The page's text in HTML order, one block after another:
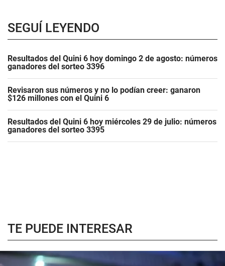
SEGUÍ LEYENDO
Resultados del Quini 6 hoy domingo 2 de agosto: números
ganadores del sorteo 3396
Revisaron sus números y no lo podían creer: ganaron
$126 millones con el Quini 6
Resultados del Quini 6 hoy miércoles 29 de julio: números
ganadores del sorteo 3395
TE PUEDE INTERESAR